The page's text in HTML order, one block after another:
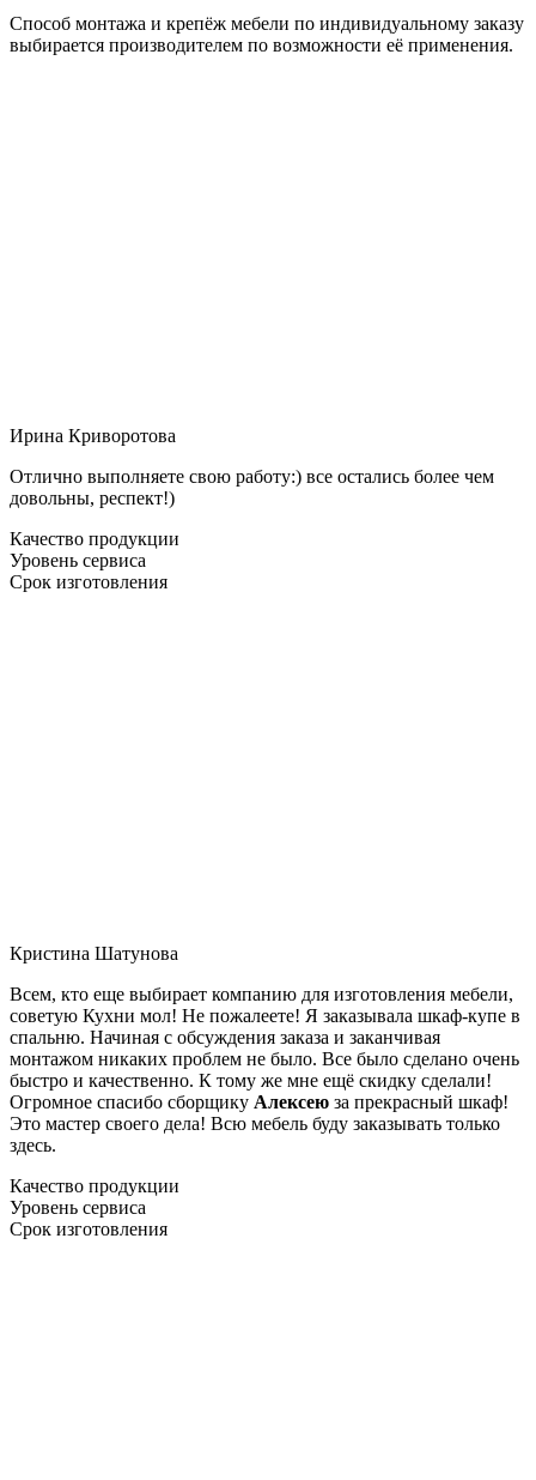
Способ монтажа и крепёж мебели по индивидуальному заказу
выбирается производителем по возможности её применения.
Ирина Криворотова
Отлично выполняете свою работу:) все остались более чем
довольны, респект!)
Качество продукции
Уровень сервиса
Срок изготовления
Кристина Шатунова
Всем, кто еще выбирает компанию для изготовления мебели,
советую Кухни мол! Не пожалеете! Я заказывала шкаф-купе в
спальню. Начиная с обсуждения заказа и заканчивая
монтажом никаких проблем не было. Все было сделано очень
быстро и качественно. К тому же мне ещё скидку сделали!
Огромное спасибо сборщику Алексею за прекрасный шкаф!
Это мастер своего дела! Всю мебель буду заказывать только
здесь.
Качество продукции
Уровень сервиса
Срок изготовления